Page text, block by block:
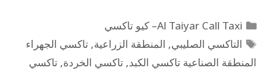
Al Taiyar Call Taxi– كيو تاكسي
التاكسي الصليبي, المنطقة الزراعية,تاكسي الجهراء
المنطقة الصناعية تاكسي الكبد, تاكسي الخردة, تاكسي